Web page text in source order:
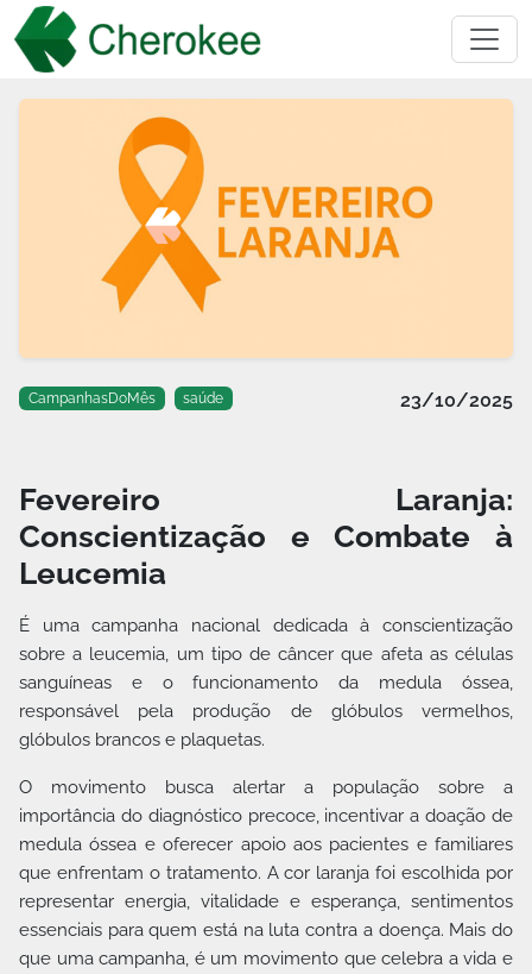
CampanhasDoMês saúde 23/10/2025
Fevereiro Laranja:
Conscientização e Combate à
Leucemia
É uma campanha nacional dedicada à conscientização
sobre a leucemia, um tipo de câncer que afeta as células
sanguíneas e o funcionamento da medula óssea,
responsável pela produção de glóbulos vermelhos,
glóbulos brancos e plaquetas.
O movimento busca alertar a população sobre a
importância do diagnóstico precoce, incentivar a doação de
medula óssea e oferecer apoio aos pacientes e familiares
que enfrentam o tratamento. A cor laranja foi escolhida por
representar energia, vitalidade e esperança, sentimentos
essenciais para quem está na luta contra a doença. Mais do
que uma campanha, é um movimento que celebra a vida e